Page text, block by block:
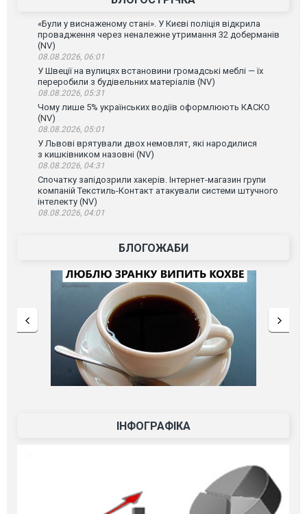
«Були у виснаженому стані». У Києві поліція відкрила
провадження через неналежне утримання 32 доберманів
(NV)
08.08.2026, 06:01
У Швеції на вулицях встановини громадські меблі — їх
переробили з будівельних матеріалів (NV)
08.08.2026, 05:31
Чому лише 5% українських водіїв оформлюють КАСКО
(NV)
08.08.2026, 05:01
У Львові врятували двох немовлят, які народилися
з кишківником назовні (NV)
08.08.2026, 04:31
Спочатку запідозрили хакерів. Інтернет-магазин групи
компаній Текстиль-Контакт атакували системи штучного
інтелекту (NV)
08.08.2026, 04:01
БЛОГОЖАБИ
ІНФОГРАФІКА